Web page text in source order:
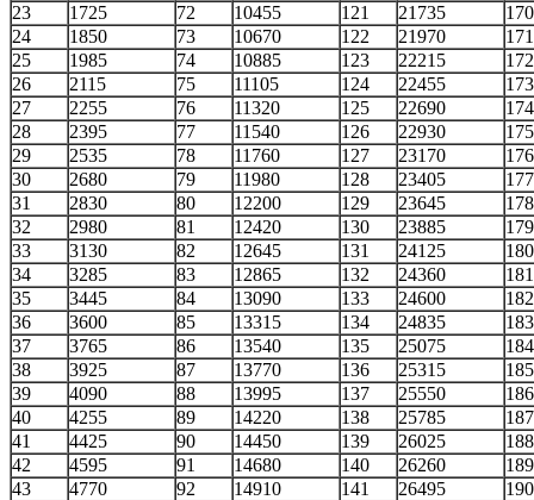
23
1725 72 10455 121 21735
170
24
1850 73 10670 122 21970
171
25
1985 74 10885 123 22215
172
26
2115 75 11105 124 22455
173
27
2255 76 11320 125 22690
174
28
2395 77 11540 126 22930
175
29
2535 78 11760 127 23170
176
30
2680 79 11980 128 23405
177
31
2830 80 12200 129 23645
178
32
2980 81 12420 130 23885
179
33
3130 82 12645 131 24125
180
34
3285 83 12865 132 24360
181
35
3445 84 13090 133 24600
182
36
3600 85 13315 134 24835
183
37
3765 86 13540 135 25075
184
38
3925 87 13770 136 25315
185
39
4090 88 13995 137 25550
186
40
4255 89 14220 138 25785
187
41
4425 90 14450 139 26025
188
42
4595 91 14680 140 26260
189
43
4770 92 14910 141 26495
190